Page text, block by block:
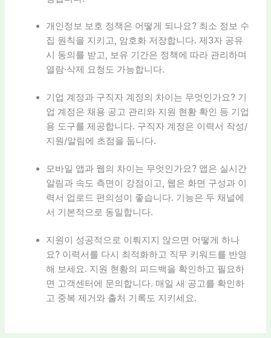
개인정보 보호 정책은 어떻게 되나요? 최소 정보 수
집 원칙을 지키고, 암호화 저장합니다. 제3자 공유
시 동의를 받고, 보유 기간은 정책에 따라 관리하며
열람·삭제 요청도 가능합니다.
기업 계정과 구직자 계정의 차이는 무엇인가요? 기
업 계정은 채용 공고 관리와 지원 현황 확인 등 기업
용 도구를 제공합니다. 구직자 계정은 이력서 작성/
지원/알림에 초점을 둡니다.
모바일 앱과 웹의 차이는 무엇인가요? 앱은 실시간
알림과 속도 측면이 강점이고, 웹은 화면 구성과 이
력서 업로드 편의성이 좋습니다. 기능은 두 채널에
서 기본적으로 동일합니다.
지원이 성공적으로 이뤄지지 않으면 어떻게 하나
요? 이력서를 다시 최적화하고 직무 키워드를 반영
해 보세요. 지원 현황의 피드백을 확인하고 필요하
면 고객센터에 문의합니다. 매일 새 공고를 확인하
고 중복 제거와 출처 기록도 지키세요.